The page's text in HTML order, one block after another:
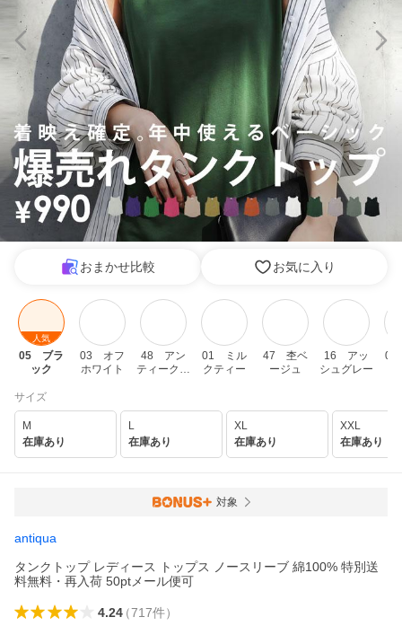
おまかせ比較 お気に入り
人気
05　ブラ
ック
03　オフ
ホワイト
48　アン
ティークマ
01　ミル
クティー
47　杢ベ
ージュ
16　アッ
シュグレー
02
サイズ
M
在庫あり
L
在庫あり
XL
在庫あり
XXL
在庫あり
対象
antiqua
タンクトップ レディース トップス ノースリーブ 綿100% 特別送
料無料・再入荷 50ptメール便可
4.24（717件）